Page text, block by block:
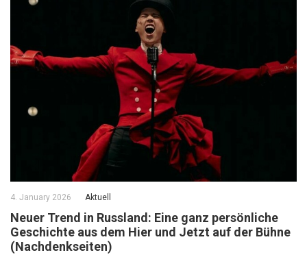
4. January 2026 Aktuell
Neuer Trend in Russland: Eine ganz persönliche
Geschichte aus dem Hier und Jetzt auf der Bühne
(Nachdenkseiten)